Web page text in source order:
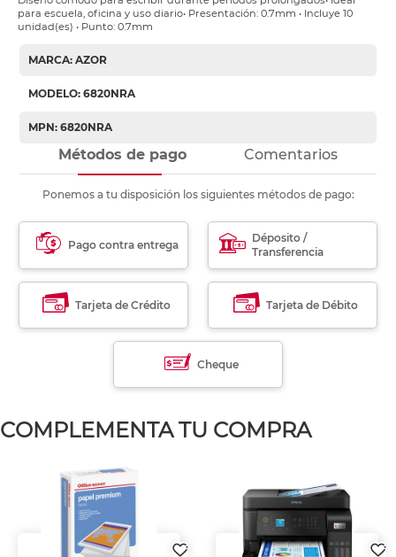
para escuela, oficina y uso diario• Presentación: 0.7mm • Incluye 10
unidad(es) • Punto: 0.7mm
MARCA: AZOR
MODELO: 6820NRA
MPN: 6820NRA
Métodos de pago Comentarios
Ponemos a tu disposición los siguientes métodos de pago:
Pago contra entrega
Déposito /
Transferencia
Tarjeta de Crédito Tarjeta de Débito
Cheque
COMPLEMENTA TU COMPRA